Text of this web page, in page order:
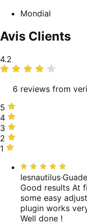
Mondial
Avis Clients
Moyenne
des
4.2
6 reviews from
5 étoiles,
67 %
des
avis
5
4 étoiles,
17 %
des
avis
4
3 étoiles,
0 %
des
3
2 étoiles,
0 %
avis
2
1 étoile,
des
1
Noté
5
sur
5
lesnautilus·
Good results At
some easy
plugin works
Well done !